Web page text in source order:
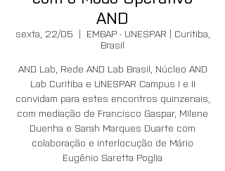
AND
sexta, 22/05
  |
EMBAP - UNESPAR | Curitiba,
Brasil
AND Lab, Rede AND Lab Brasil, Núcleo AND
Lab Curitiba e UNESPAR Campus I e II
convidam para estes encontros quinzenais,
com mediação de Francisco Gaspar, Milene
Duenha e Sarah Marques Duarte com
colaboração e interlocução de Mário
Eugênio Saretta Poglia